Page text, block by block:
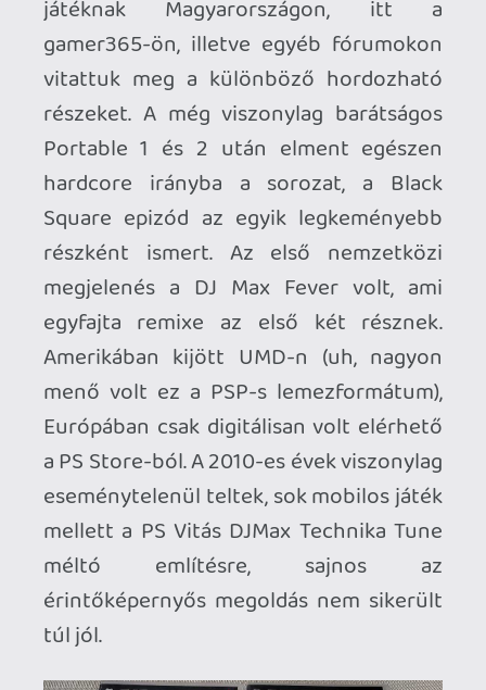
DJMax Respect: a reboot
Derült égből villámcsapásként ért 2017-
ben az új rész megjelenése, ezúttal PS4-
re! A játék visszatért az alapokhoz,
tökéletesre csiszolt gameplay-jel,
masszív dal-felhozatallal, és brutális
kihívással. A számlista szívmelengető: a
sorozat történelme előtt tisztelegve
több mint 100 szám elérhető a DJMax
Portable 1-2-ből, valamint 40 új zene
tizensok egyéb DJMax-játék zenéi DLC-
ként elérhetők (újabb 150 szám!),
megközelítve a 300-at. A trófea-lista
rémisztő és eltántoríthatja a bátortalan
érdeklődőket: az EU-s változatot a